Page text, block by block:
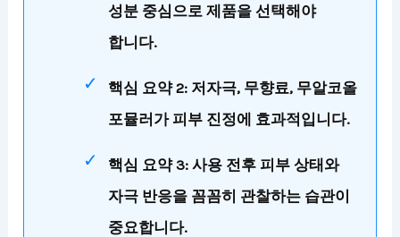
성분 중심으로 제품을 선택해야
합니다.
핵심 요약 2: 저자극, 무향료, 무알코올
포뮬러가 피부 진정에 효과적입니다.
핵심 요약 3: 사용 전후 피부 상태와
자극 반응을 꼼꼼히 관찰하는 습관이
중요합니다.